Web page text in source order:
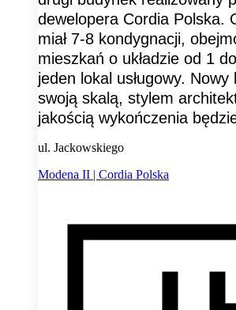
dewelopera Cordia Polska.
miał 7-8 kondygnacji,
mieszkań o układzie od 1
jeden lokal usługowy. Nowy
swoją skalą, stylem
jakością wykończenia
ul. Jackowskiego
Modena II | Cordia Polska